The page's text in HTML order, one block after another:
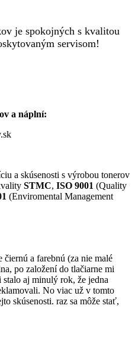
je spokojných s kvalitou
servisom!
a náplní:
a skúsenosti s výrobou tonerov
STMC, ISO 9001 (Quality
(Enviromental Management
a farebnú (za nie malé
po založení do tlačiarne mi
stalo aj minulý rok, že jedna
No viac už v tomto
skúsenosti. raz sa môže stať,